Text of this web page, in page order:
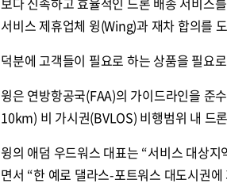
서비스 제휴업체 윙(Wing)과 재차 합의를
덕분에 고객들이 필요로 하는 상품을 필요
윙은 연방항공국(FAA)의 가이드라인을 준
10km) 비 가시권(BVLOS) 비행범위 내 드
윙의 애덤 우드워스 대표는 “서비스 대상
면서 “한 예로 댈라스-포트워스 대도시권